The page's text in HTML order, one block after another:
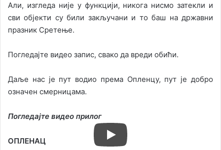
Али, изгледа није у функцији, никога нисмо затекли и
сви објекти су били закључани и то баш на државни
празник Сретење.
Погледајте видео запис, свако да вреди обићи.
Даље нас је пут водио према Опленцу, пут је добро
означен смерницама.
Погледајте видео прилог
ОПЛЕНАЦ